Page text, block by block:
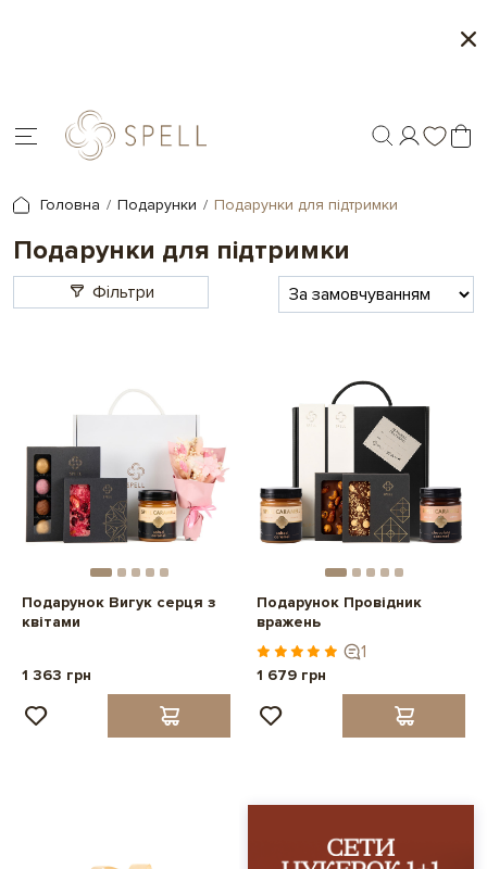
Головна Подарунки Подарунки для підтримки
Подарунки для підтримки
Фільтри
Подарунок Вигук серця з
квітами
1 363 грн
Подарунок Провідник
вражень
1
1 679 грн